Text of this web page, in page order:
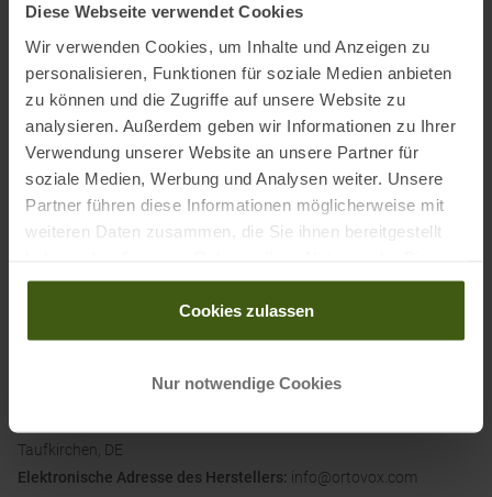
Diese Webseite verwendet Cookies
Wir verwenden Cookies, um Inhalte und Anzeigen zu
personalisieren, Funktionen für soziale Medien anbieten
zu können und die Zugriffe auf unsere Website zu
analysieren. Außerdem geben wir Informationen zu Ihrer
Verwendung unserer Website an unsere Partner für
soziale Medien, Werbung und Analysen weiter. Unsere
Partner führen diese Informationen möglicherweise mit
weiteren Daten zusammen, die Sie ihnen bereitgestellt
gesammelt haben.
Cookies zulassen
Nur notwendige Cookies
• Atmungsaktiv
• Kühlend
• Temperaturregulierung
• Widerstandsfähig
• Angenehmes Tragegefühl
• Gewicht: 129 g (Größe M)
Material:
Name des Herstellers: ORTOVOX Sportartikel GmbH
Taufkirchen, DE
Elektronische Adresse des Herstellers: info@ortovox.com